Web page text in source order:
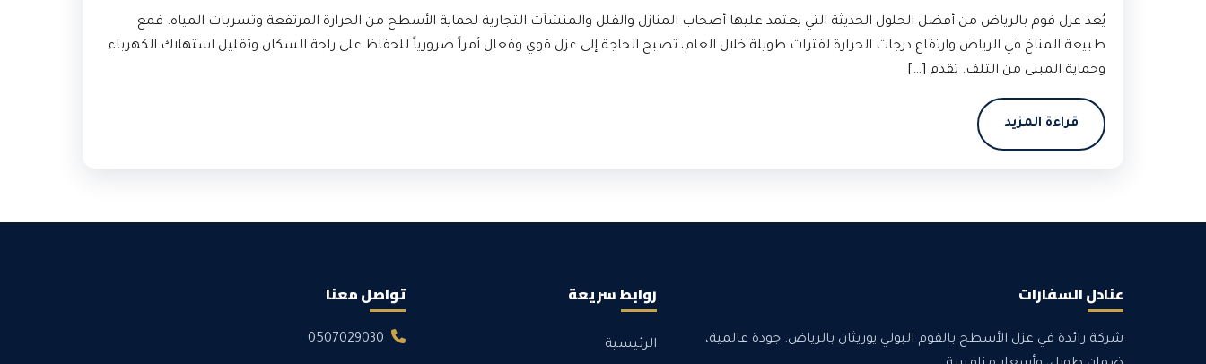
يُعد عزل فوم بالرياض من أفضل الحلول الحديثة التي يعتمد عليها أصحاب المنازل والفلل والمنشآت التجارية لحماية الأسطح من الحرارة المرتفعة وتسربات المياه. فمع
طبيعة المناخ في الرياض وارتفاع درجات الحرارة لفترات طويلة خلال العام، تصبح الحاجة إلى عزل قوي وفعال أمراً ضرورياً للحفاظ على راحة السكان وتقليل استهلاك الكهرباء
وحماية المبنى من التلف. تقدم […]
قراءة المزيد
عنادل السفارات
شركة رائدة في عزل الأسطح بالفوم البولي يوريثان بالرياض. جودة عالمية،
روابط سريعة
الرئيسية
تواصل معنا
0507029030